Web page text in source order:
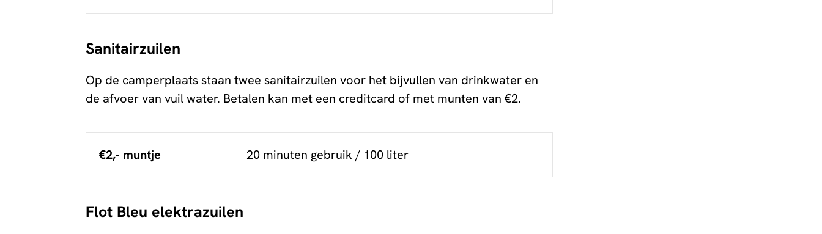
Sanitairzuilen
Op de camperplaats staan twee sanitairzuilen voor het bijvullen van drinkwater en
de afvoer van vuil water. Betalen kan met een creditcard of met munten van €2.
€2,- muntje 20 minuten gebruik / 100 liter
Flot Bleu elektrazuilen